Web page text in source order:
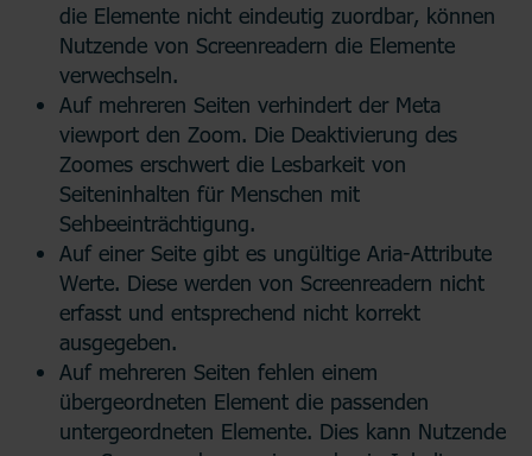
die Elemente nicht eindeutig zuordbar, können
Nutzende von Screenreadern die Elemente
verwechseln.
Auf mehreren Seiten verhindert der Meta
viewport den Zoom. Die Deaktivierung des
Zoomes erschwert die Lesbarkeit von
Seiteninhalten für Menschen mit
Sehbeeinträchtigung.
Auf einer Seite gibt es ungültige Aria-Attribute
Werte. Diese werden von Screenreadern nicht
erfasst und entsprechend nicht korrekt
ausgegeben.
Auf mehreren Seiten fehlen einem
übergeordneten Element die passenden
untergeordneten Elemente. Dies kann Nutzende